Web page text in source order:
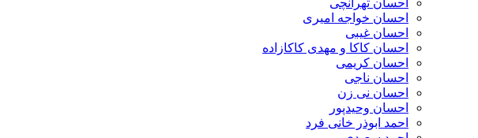
احسان خواجه امیری
احسان غیبی
احسان کاکا و مهدی کاکازاده
احسان کریمی
احسان ناجی
احسان نی زن
احسان وحیدپور
احمد ابوذر خانی فرد